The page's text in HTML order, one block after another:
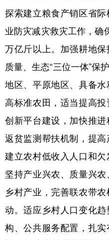
探索建立粮食产销区省
业防灾减灾救灾工作，确
万亿斤以上。加强耕地保
质量、生态“三位一体”保
地区、平原地区、具备
高标准农田，适当提高
创新平台建设，加快推
返贫监测帮扶机制，提
建立农村低收入人口和欠
坚持产业兴农、质量兴
乡村产业，完善联农带
动。适应乡村人口变化
构、公共服务配置，扎